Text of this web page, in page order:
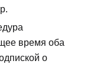
время оба
о